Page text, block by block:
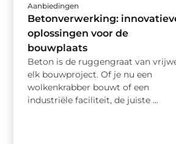
Aanbiedingen
Betonverwerking:
oplossingen voor de
bouwplaats
Beton is de ruggengraat van
elk bouwproject. Of je nu een
wolkenkrabber bouwt of een
industriële faciliteit, de juiste ...